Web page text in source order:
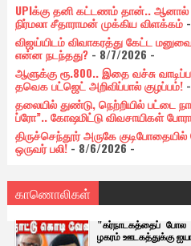
UPIக்கு தனி கட்டணம் தான்.. ஆனால்
நிர்மலா சீதாராமன் முக்கிய விளக்கம்-
விஜய்யிடம் விவாகரத்து கேட்ட
என்ன நடந்தது?- 8/7/2026 -
ஆளுக்கு ரூ.800.. இதை வச்சு
தவெக பட்ஜெட் அறிவிப்பால் குழப்பம்!-
தலையில் துண்டு, நெற்றியில் பட்டை
ப்ரோ”.. கோஷமிட்டு விவசாயிகள்
திருச்செந்தூர் அருகே குடிபோதையில்
ஒருவர் பலி!- 8/6/2026-
காணொலிகள்
"கர்நாடகத்தைப் போல
ழகரம் ஊடகத்துக்கு